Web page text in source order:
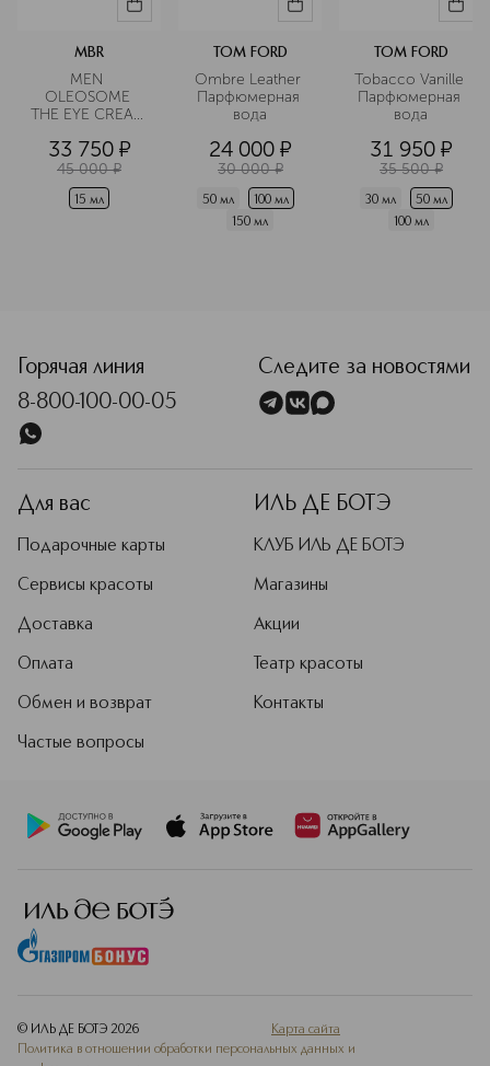
MBR
MEN
OLEOSOME
THE EYE CREAM
области вокруг
глаз
разглаживающий
33 750 ¤
45 000 ¤
15 мл
TOM FORD
Ombre Leather
Парфюмерная
вода
24 000 ¤
30 000 ¤
50 мл
100 мл
150 мл
TOM FORD
Tobacco Vanille
Парфюмерная
вода
31 950 ¤
35 500 ¤
30 мл
50 мл
100 мл
Горячая линия
8-800-100-00-05
Следите за новостями
Для вас
Подарочные карты
Сервисы красоты
Доставка
Оплата
Обмен и возврат
Частые вопросы
ИЛЬ ДЕ БОТЭ
КЛУБ ИЛЬ ДЕ БОТЭ
Магазины
Акции
Театр красоты
Контакты
© ИЛЬ ДЕ БОТЭ 2026
Карта сайта
Политика в отношении обработки персональных данных и